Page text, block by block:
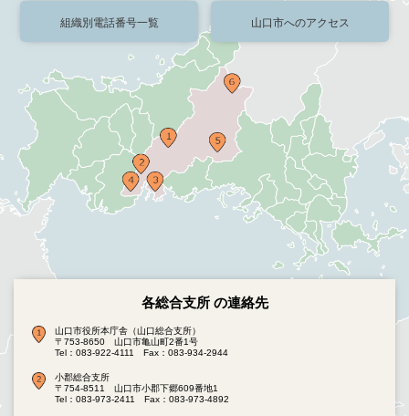
組織別電話番号一覧 山口市へのアクセス
各総合支所 の連絡先
山口市役所本庁舎（山口総合支所）
〒753-8650 山口市亀山町2番1号
Tel：083-922-4111
Fax：083-934-2944
小郡総合支所
〒754-8511 山口市小郡下郷609番地1
Tel：083-973-2411
Fax：083-973-4892